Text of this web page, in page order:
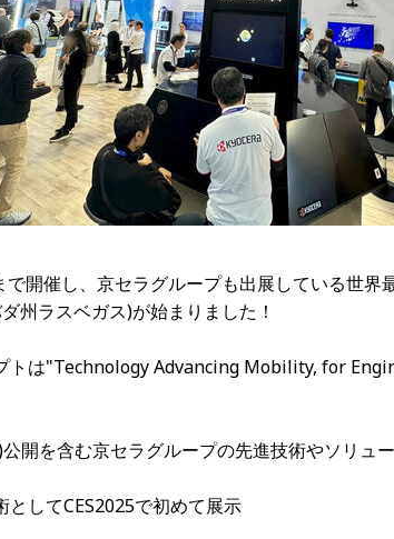
で開催し、京セラグループも出展している世界
州ラスベガス)が始まりました！
トは"Technology Advancing Mobility, for
開を含む京セラグループの先進技術やソリュ
してCES2025で初めて展示